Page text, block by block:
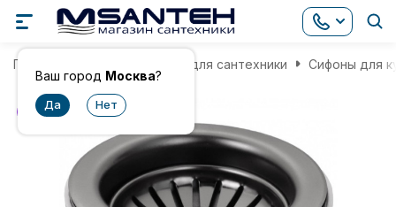
Ваш город Москва?
Главная Комплектующие для сантехники Сифоны для
хит